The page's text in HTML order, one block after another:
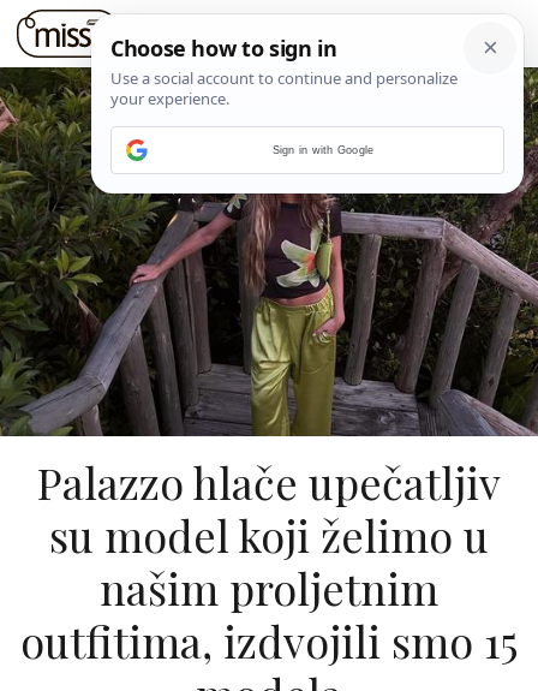
Palazzo hlače upečatljiv
su model koji želimo u
našim proljetnim
outfitima, izdvojili smo 15
Sign in with Google